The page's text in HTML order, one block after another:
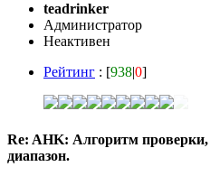
teadrinker
Администратор
Неактивен
Рейтинг : [938|0]
Re: AHK: Алгоритм проверки,
диапазон.